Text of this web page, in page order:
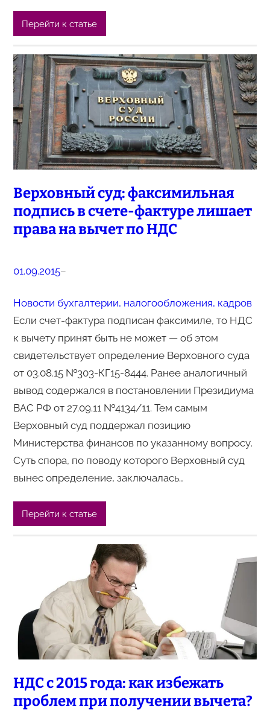
Перейти к статье
Верховный суд: факсимильная
подпись в счете-фактуре лишает
права на вычет по НДС
01.09.2015–
Новости бухгалтерии, налогообложения, кадров
Если счет-фактура подписан факсимиле, то НДС
к вычету принят быть не может — об этом
свидетельствует определение Верховного суда
от 03.08.15 №303-КГ15-8444. Ранее аналогичный
вывод содержался в постановлении Президиума
ВАС РФ от 27.09.11 №4134/11. Тем самым
Верховный суд поддержал позицию
Министерства финансов по указанному вопросу.
Суть спора, по поводу которого Верховный суд
вынес определение, заключалась…
Перейти к статье
НДС с 2015 года: как избежать
проблем при получении вычета?